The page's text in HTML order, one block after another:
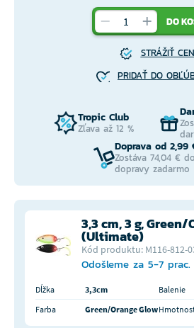
DO
STRÁŽIŤ
PRIDAŤ DO
Tropic Club
Zľava až 12 %
Doprava od 2,99
Zostáva 74,04 € do
dopravy zadarmo
3,3 cm, 3 g,
(Ultimate)
Kód produktu: M116-812-
Odošleme za 5-7
Dĺžka 3,3cm Balenie
Farba
Green/Orange Glow